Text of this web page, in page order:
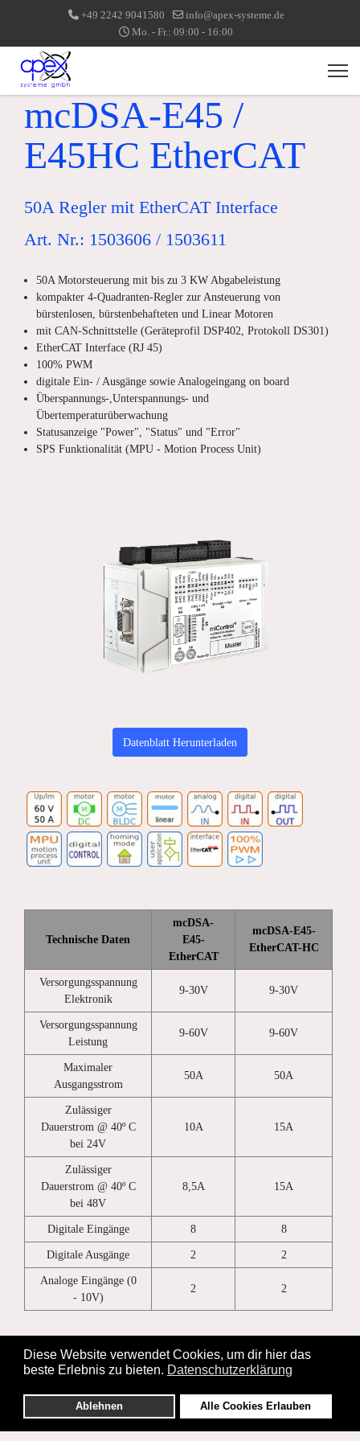
Diese Website verwendet Cookies, um dir hier das
beste Erlebnis zu bieten. Datenschutzerklärung
Ablehnen Alle Cookies Erlauben
+49 2242 9041580
info@apex-systeme.de
Mo. - Fr.: 09:00 - 16:00
mcDSA-E45 /
E45HC EtherCAT
50A Regler mit EtherCAT Interface
Art. Nr.: 1503606 / 1503611
50A Motorsteuerung mit bis zu 3 KW Abgabeleistung
kompakter 4-Quadranten-Regler zur Ansteuerung von
bürstenlosen, bürstenbehafteten und Linear Motoren
mit CAN-Schnittstelle (Geräteprofil DSP402, Protokoll DS301)
EtherCAT Interface (RJ 45)
100% PWM
digitale Ein- / Ausgänge sowie Analogeingang on board
Überspannungs-,Unterspannungs- und
Übertemperaturüberwachung
Statusanzeige "Power", "Status" und "Error"
SPS Funktionalität (MPU - Motion Process Unit)
Datenblatt Herunterladen
Technische Daten
mcDSA-
E45-
EtherCAT
mcDSA-E45-
EtherCAT-HC
Versorgungsspannung
Elektronik
9-30V 9-30V
Versorgungsspannung
Leistung
9-60V 9-60V
Maximaler
Ausgangsstrom
50A 50A
Zulässiger
Dauerstrom @ 40º C
bei 24V
10A 15A
Zulässiger
Dauerstrom @ 40º C
bei 48V
8,5A 15A
Digitale Eingänge 8
8
Digitale Ausgänge
2
2
Analoge Eingänge (0
- 10V)
2 2